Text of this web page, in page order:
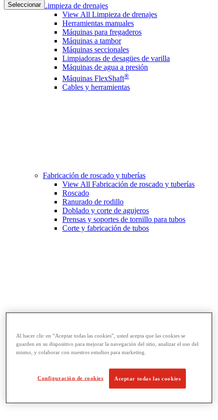
Seleccionar Limpieza de drenajes
View All Limpieza de drenajes
Herramientas manuales
Máquinas para fregaderos
Máquinas a tambor
Máquinas seccionales
Limpiadoras de desagües de varilla
Máquinas de agua a presión
Máquinas FlexShaft®
Cables y herramientas
Fabricación de roscado y tuberías
View All Fabricación de roscado y tuberías
Roscado
Ranurado de rodillo
Doblado y corte de agujeros
Prensas y soportes de tornillo para tubos
Corte y fabricación de tubos
Llaves y herramientas para tubos
View All Llaves y herramientas para tubos
Curvado y conformado
Reparación y unión de tubos
Corte y preparación de tubos
Al hacer clic en “Aceptar todas las cookies”, usted acepta que las cookies se
guarden en su dispositivo para mejorar la navegación del sitio, analizar el uso del
mismo, y colaborar con nuestros estudios para marketing.
Configuración de cookies Aceptar todas las cookies